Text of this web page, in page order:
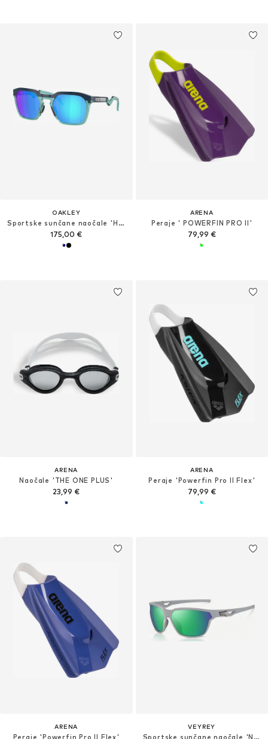
OAKLEY
Sportske sunčane naočale 'HSTN'
175,00 €
ARENA
Peraje ' POWERFIN PRO II'
79,99 €
ARENA
Naočale 'THE ONE PLUS'
23,99 €
ARENA
Peraje 'Powerfin Pro II Flex'
79,99 €
ARENA
Peraje 'Powerfin Pro II Flex'
VEYREY
Sportske sunčane naočale 'Nuf'